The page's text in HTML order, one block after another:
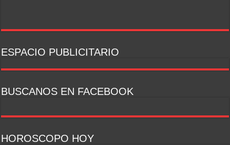
ESPACIO PUBLICITARIO
BUSCANOS EN FACEBOOK
HOROSCOPO HOY